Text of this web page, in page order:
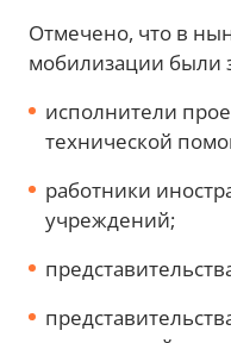
Отмечено, что в
мобилизации были
исполнители
технической
работники
учреждений;